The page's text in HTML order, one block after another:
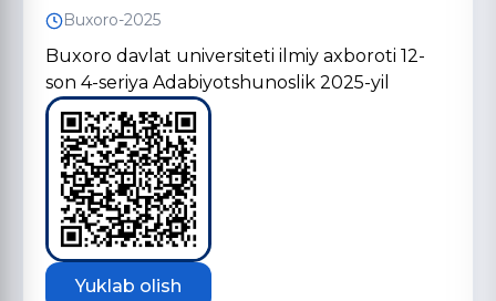
Buxoro-2025
Buxoro davlat universiteti ilmiy axboroti 12-
son 4-seriya Adabiyotshunoslik 2025-yil
Yuklab olish